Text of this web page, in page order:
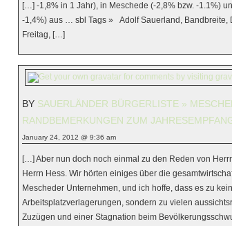
[…] -1,8% in 1 Jahr), in Meschede (-2,8% bzw. -1.1%)
-1,4%) aus … sbl Tags » Adolf Sauerland, Bandbreite,
Freitag, […]
BY SAUERLÄNDER BÜRGERLISTE »
RANDBEMERKUNGEN ZUM
January 24, 2012 @ 9:36 am
[…] Aber nun doch noch einmal zu den Reden von
Herrn Hess. Wir hörten einiges über die
Mescheder Unternehmen, und ich hoffe, dass es zu
Arbeitsplatzverlagerungen, sondern zu vielen
Zuzügen und einer Stagnation beim